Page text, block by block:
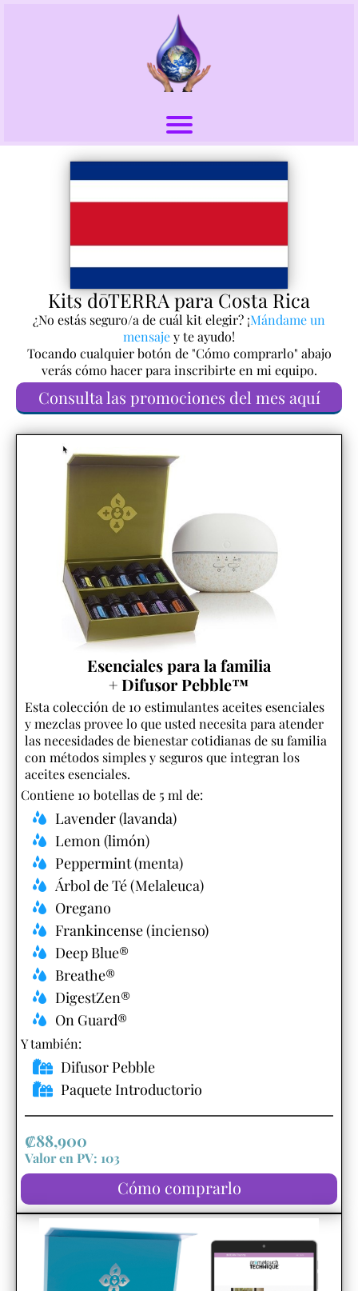
Kits dōTERRA para Costa Rica
¿No estás seguro/a de cuál kit elegir? ¡Mándame un
mensajey te ayudo!
Tocando cualquier botón de "Cómo comprarlo" abajo
verás cómo hacer para inscribirte en mi equipo.
Consulta las promociones del mes aquí
Esenciales para la familia
+ Difusor Pebble™
Esta colección de 10 estimulantes aceites esenciales
y mezclas provee lo que usted necesita para atender
las necesidades de bienestar cotidianas de su familia
con métodos simples y seguros que integran los
aceites esenciales.
Contiene 10 botellas de 5 ml de:
Lavender (lavanda)
Lemon (limón)
Peppermint (menta)
Árbol de Té (Melaleuca)
Oregano
Frankincense (incienso)
Deep Blue®
Breathe®
DigestZen®
On Guard®
Y también:​
Difusor Pebble
Paquete Introductorio
₡88,900
Valor en PV: 103
Cómo comprarlo